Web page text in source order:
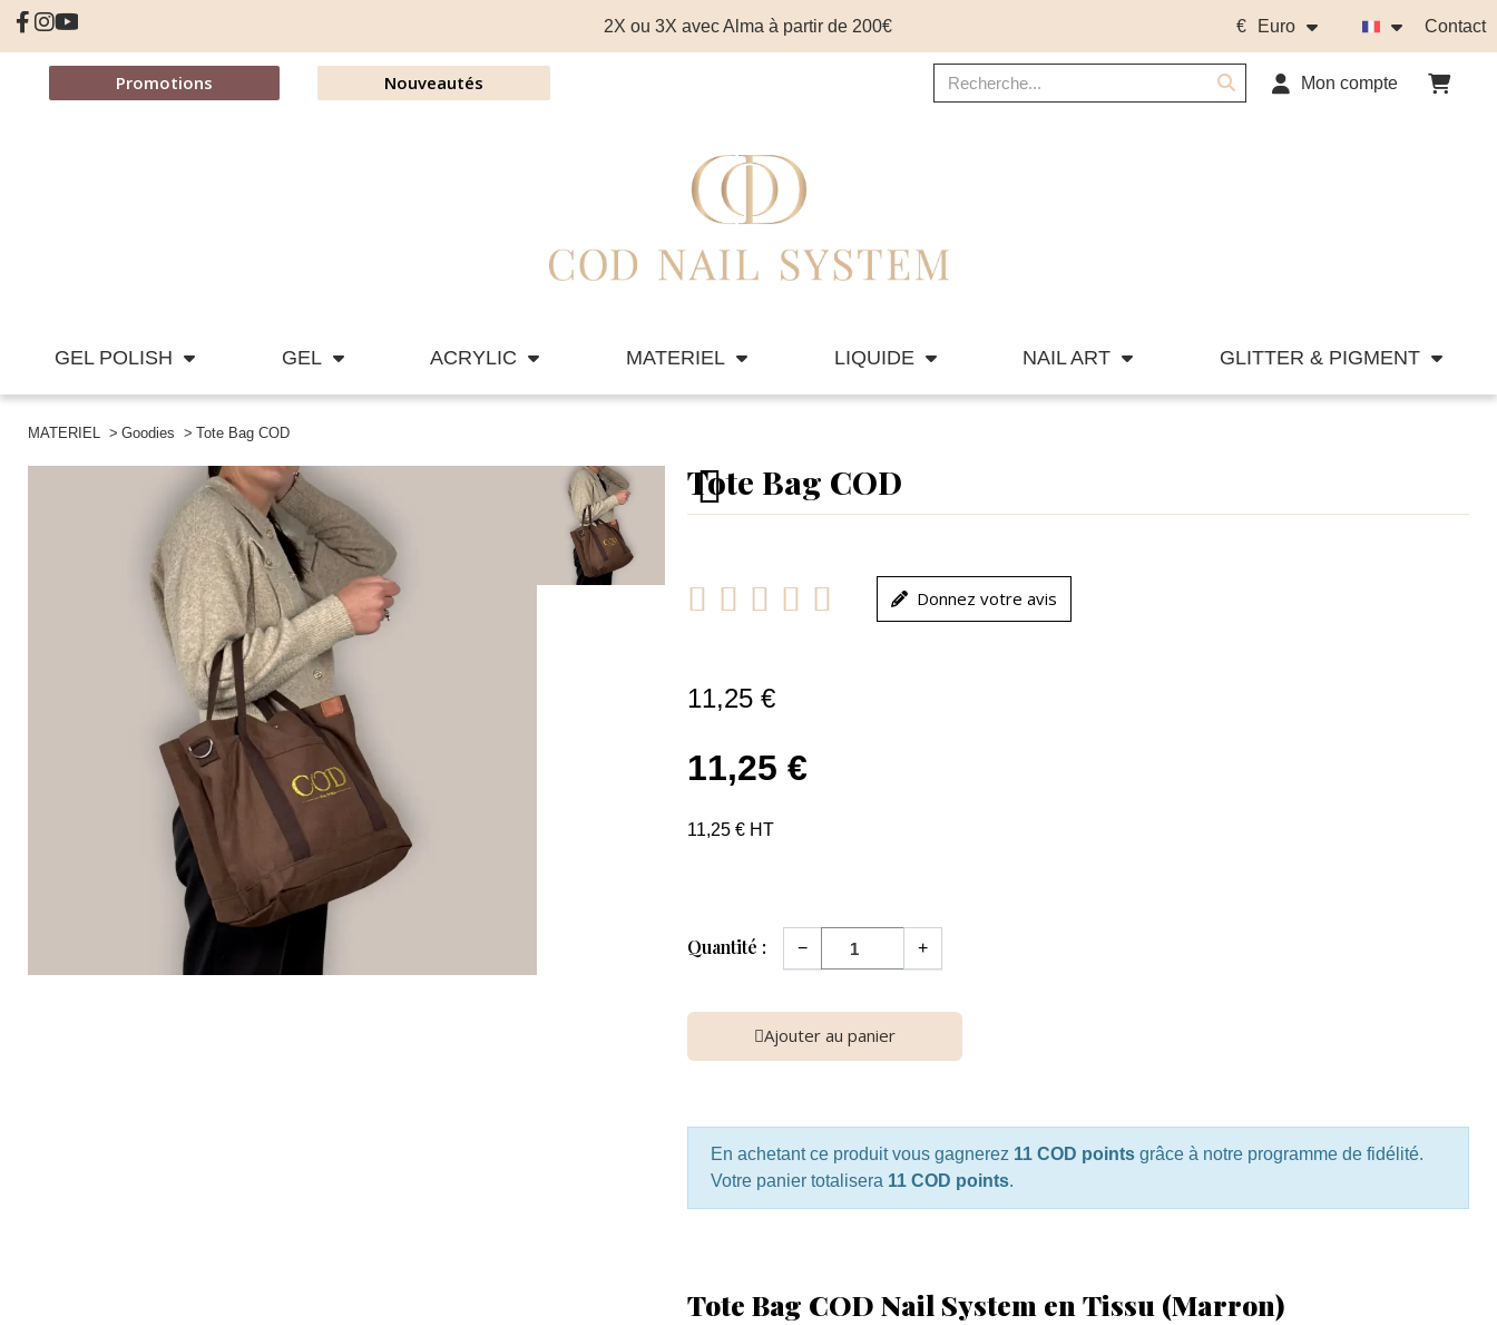
2X ou 3X avec Alma à partir de 200€ € Euro Contact
Promotions Nouveautés Mon compte
GEL POLISH GEL ACRYLIC MATERIEL LIQUIDE NAIL ART GLITTER & PIGMENT
MATERIEL Goodies Tote Bag COD
Tote Bag COD
     Donnez votre avis
11,25 €
11,25 €
11,25 € HT
Quantité : − +
Ajouter au panier
En achetant ce produit vous gagnerez 11 COD pointsgrâce à notre programme de fidélité.
Votre panier totalisera 11 COD points.
Tote Bag COD Nail System en Tissu (Marron)